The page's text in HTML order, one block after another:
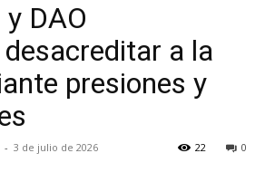
DAO
a la
presiones y
- 3 de julio de 2026 0
22